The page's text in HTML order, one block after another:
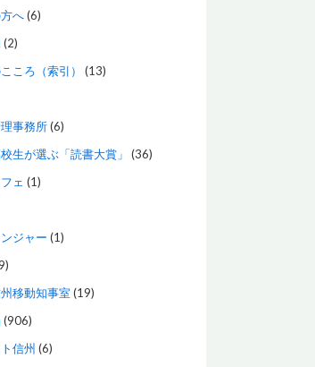
へ(6)
(2)
ころ（索引）
(13)
事務所(6)
生が選ぶ「読書大賞」
(36)
ェ (1)
ジャー (1)
移動知事室(19)
(906)
信州 (6)